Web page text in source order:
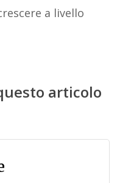
a livello
articolo